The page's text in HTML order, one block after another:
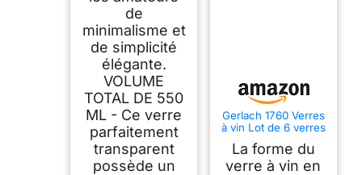
de
minimalisme et
de simplicité
élégante.
VOLUME
TOTAL DE 550
ML - Ce verre
parfaitement
transparent
possède un
Gerlach 1760 Verres
à vin Lot de 6 verres
à vin rouge 390 ml
Verre à vin rouge
Verre à vin en cristal
La forme du
verre à vin en